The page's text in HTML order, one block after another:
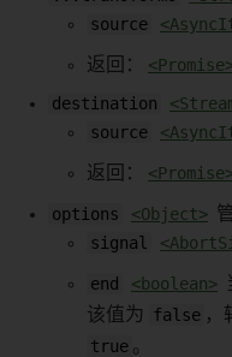
source
返回：
destination
source
返回：
options <Object>
signal
end <boolean>
该值为
false ，
true 。